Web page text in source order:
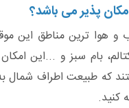
پذیر می باشد؟
ترین مناطق این
کتالم، بام سبز و ...این
که طبیعت اطراف شمال
کنید.